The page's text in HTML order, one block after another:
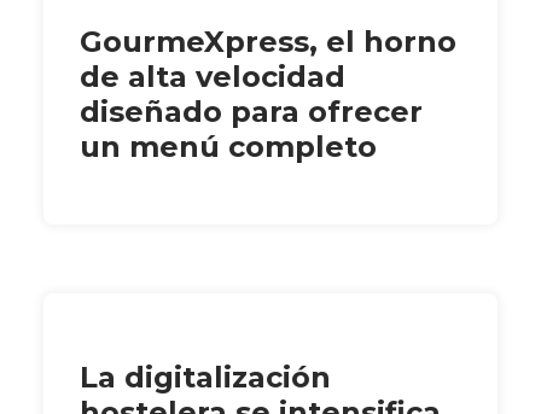
GourmeXpress, el horno
de alta velocidad
diseñado para ofrecer
un menú completo
La digitalización